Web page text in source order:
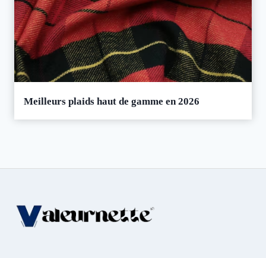
Meilleurs plaids haut de gamme en 2026